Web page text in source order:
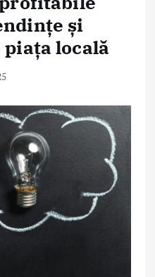
și
locală